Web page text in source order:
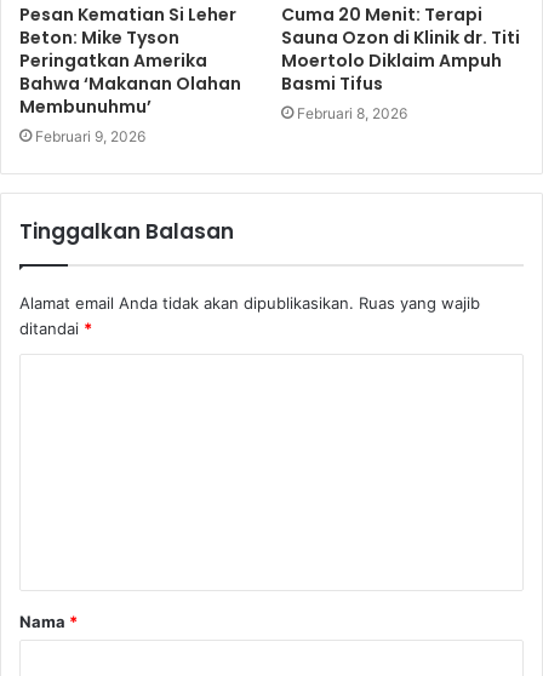
Pesan Kematian Si Leher
Beton: Mike Tyson
Peringatkan Amerika
Bahwa ‘Makanan Olahan
Membunuhmu’
Februari 9, 2026
Cuma 20 Menit: Terapi
Sauna Ozon di Klinik dr. Titi
Moertolo Diklaim Ampuh
Basmi Tifus
Februari 8, 2026
Tinggalkan Balasan
Alamat email Anda tidak akan dipublikasikan. Ruas yang wajib
ditandai *
Nama *